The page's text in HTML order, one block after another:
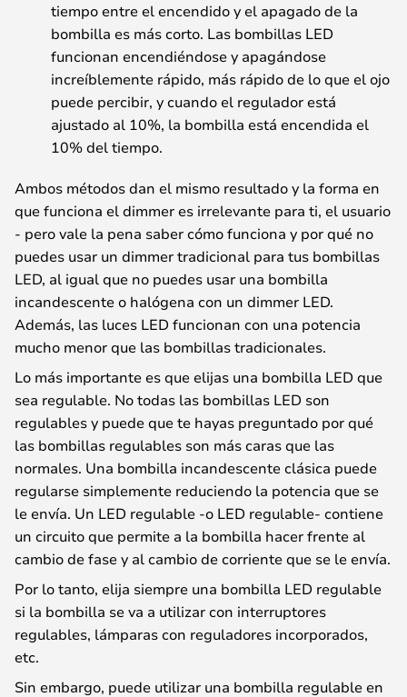
tiempo entre el encendido y el apagado de la
bombilla es más corto. Las bombillas LED
funcionan encendiéndose y apagándose
increíblemente rápido, más rápido de lo que el ojo
puede percibir, y cuando el regulador está
ajustado al 10%, la bombilla está encendida el
10% del tiempo.
Ambos métodos dan el mismo resultado y la forma en
que funciona el dimmer es irrelevante para ti, el usuario
- pero vale la pena saber cómo funciona y por qué no
puedes usar un dimmer tradicional para tus bombillas
LED, al igual que no puedes usar una bombilla
incandescente o halógena con un dimmer LED.
Además, las luces LED funcionan con una potencia
mucho menor que las bombillas tradicionales.
Lo más importante es que elijas una bombilla LED que
sea regulable. No todas las bombillas LED son
regulables y puede que te hayas preguntado por qué
las bombillas regulables son más caras que las
normales. Una bombilla incandescente clásica puede
regularse simplemente reduciendo la potencia que se
le envía. Un LED regulable -o LED regulable- contiene
un circuito que permite a la bombilla hacer frente al
cambio de fase y al cambio de corriente que se le envía.
Por lo tanto, elija siempre una bombilla LED regulable
si la bombilla se va a utilizar con interruptores
regulables, lámparas con reguladores incorporados,
etc.
Sin embargo, puede utilizar una bombilla regulable en